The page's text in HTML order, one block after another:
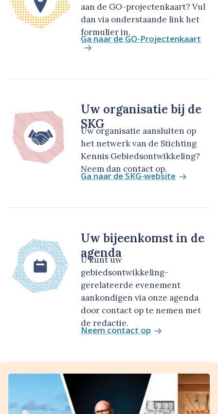
aan de GO-projectenkaart? Vul
dan via onderstaande link het
formulier in.
Ga naar de GO-Projectenkaart
Uw organisatie bij de
SKG
Uw organisatie aansluiten op
het netwerk van de Stichting
Kennis Gebiedsontwikkeling?
Neem dan contact op.
Ga naar de SKG-website
Uw bijeenkomst in de
agenda
U kunt uw
gebiedsontwikkeling-
gerelateerde evenement
aankondigen via onze agenda
door contact op te nemen met
de redactie.
Neem contact op